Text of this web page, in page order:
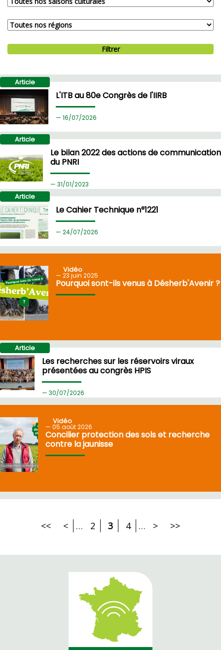
Filtrer
Article
L'ITB au 80e Congrès de l'IIRB
16/07/2026
Article
Le bilan 2022 des actions de communication
du PNRI
31/01/2023
Article
Le Cahier Technique n°1221
24/07/2026
Vidéo
23 juin 2025
Pourquoi sont-ils venus à Désherb'Avenir ?
Article
Les recherches sur les réservoirs viraux
présentées au congrès HPIS
30/07/2026
Vidéo
05 août 2026
Concilier protection des sols et recherche
contre la jaunisse
<< < … 2 3 4 … > >>